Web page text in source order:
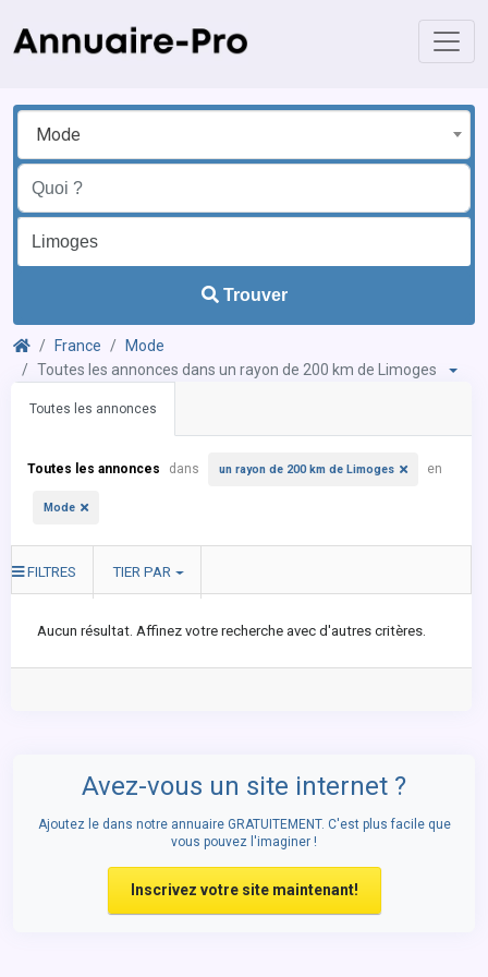
Mode
Trouver
France
Mode
Toutes les annonces dans un rayon de 200 km de Limoges
Toutes les annonces
Toutes les annonces dans un rayon de 200 km de Limoges en
Mode
FILTRES TIER PAR
Aucun résultat. Affinez votre recherche avec d'autres critères.
Avez-vous un site internet ?
Ajoutez le dans notre annuaire GRATUITEMENT. C'est plus facile que
vous pouvez l'imaginer !
Inscrivez votre site maintenant!